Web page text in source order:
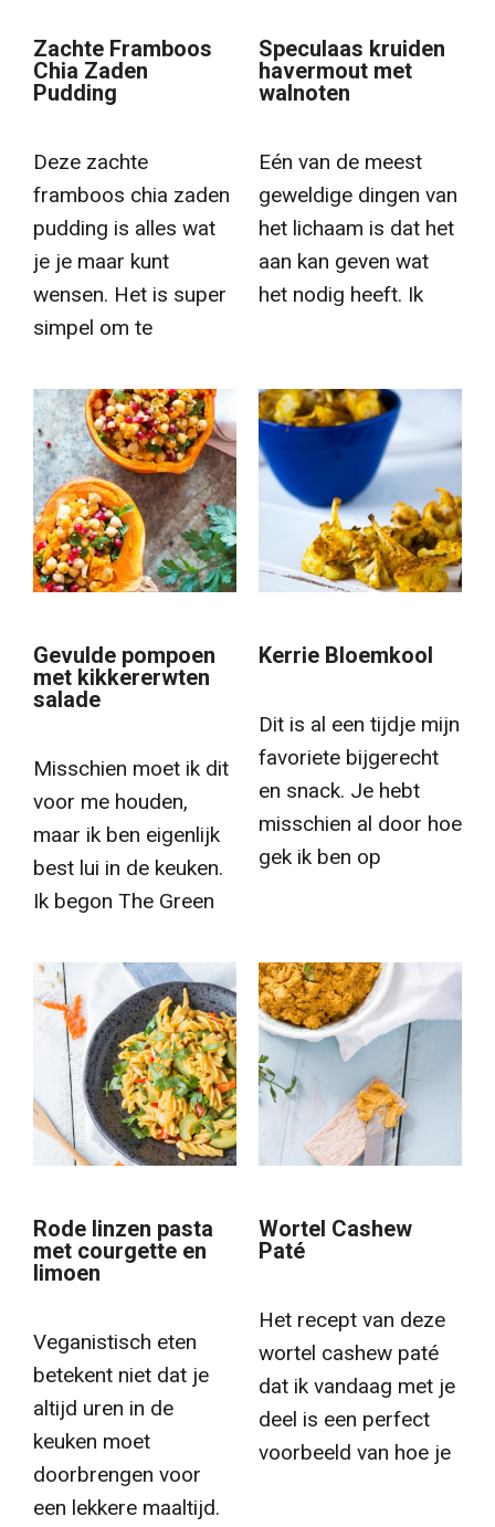
Zachte Framboos
Chia Zaden
Pudding
Deze zachte
framboos chia zaden
pudding is alles wat
je je maar kunt
wensen. Het is super
simpel om te
Speculaas kruiden
havermout met
walnoten
Eén van de meest
geweldige dingen van
het lichaam is dat het
aan kan geven wat
het nodig heeft. Ik
Gevulde pompoen
met kikkererwten
salade
Misschien moet ik dit
voor me houden,
maar ik ben eigenlijk
best lui in de keuken.
Ik begon The Green
Kerrie Bloemkool
Dit is al een tijdje mijn
favoriete bijgerecht
en snack. Je hebt
misschien al door hoe
gek ik ben op
Rode linzen pasta
met courgette en
limoen
Veganistisch eten
betekent niet dat je
altijd uren in de
keuken moet
doorbrengen voor
een lekkere maaltijd.
Wortel Cashew
Paté
Het recept van deze
wortel cashew paté
dat ik vandaag met je
deel is een perfect
voorbeeld van hoe je